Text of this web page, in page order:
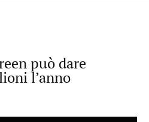
può dare
l’anno